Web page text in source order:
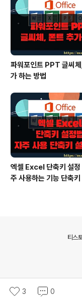
파워포인트 PPT 글씨
가 하는 방법
엑셀 Excel 단축키 설정
주 사용하는 기능 단축키
3 0
티스